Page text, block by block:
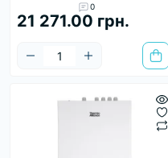
0
21 271.00 грн.